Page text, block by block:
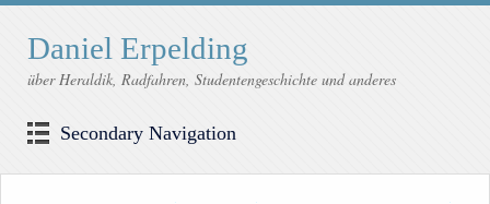
Daniel Erpelding
über Heraldik, Radfahren, Studentengeschichte und anderes
Secondary Navigation